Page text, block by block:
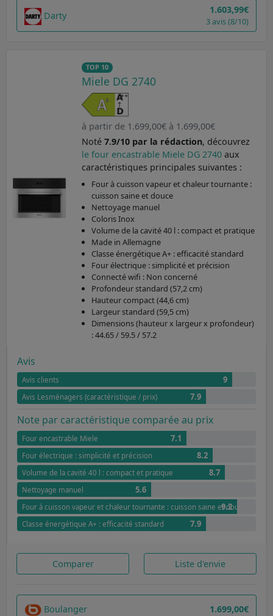
Darty 1.603,99€
3 avis (8/10)
TOP 10
Miele DG 2740
à partir de 1.699,00€ à 1.699,00€
Noté 7.9/10 par la rédaction, découvrez
le four encastrable Miele DG 2740 aux
caractéristiques principales suivantes :
Four à cuisson vapeur et chaleur tournante :
cuisson saine et douce
Nettoyage manuel
Coloris Inox
Volume de la cavité 40 l : compact et pratique
Made in Allemagne
Classe énergétique A+ : efficacité standard
Four électrique : simplicité et précision
Connecté wifi : Non concerné
Profondeur standard (57,2 cm)
Hauteur compact (44,6 cm)
Largeur standard (59,5 cm)
Dimensions (hauteur x largeur x profondeur)
: 44.65 / 59.5 / 57.2
Avis
Avis clients 9
Avis Lesménagers (caractéristique / prix) 7.9
Note par caractéristique comparée au prix
Four encastrable Miele 7.1
Four électrique : simplicité et précision 8.2
Volume de la cavité 40 l : compact et pratique 8.7
Nettoyage manuel 5.6
Four à cuisson vapeur et chaleur tournante : cuisson saine et douce
9.2
Classe énergétique A+ : efficacité standard 7.9
Comparer Liste d'envie
Boulanger 1.699,00€